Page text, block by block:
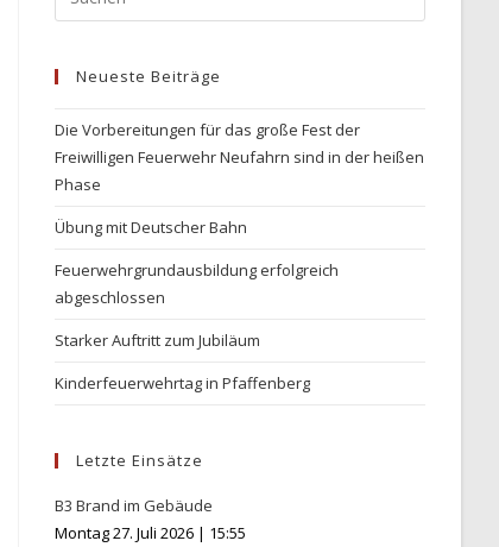
Escape
Neueste Beiträge
Die Vorbereitungen für das große Fest der
Freiwilligen Feuerwehr Neufahrn sind in der heißen
Phase
Übung mit Deutscher Bahn
Feuerwehrgrundausbildung erfolgreich
abgeschlossen
Starker Auftritt zum Jubiläum
Kinderfeuerwehrtag in Pfaffenberg
Letzte Einsätze
B3 Brand im Gebäude
Montag 27. Juli 2026 | 15:55